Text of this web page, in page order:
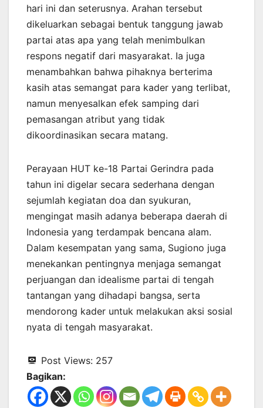
hari ini dan seterusnya. Arahan tersebut
dikeluarkan sebagai bentuk tanggung jawab
partai atas apa yang telah menimbulkan
respons negatif dari masyarakat. Ia juga
menambahkan bahwa pihaknya berterima
kasih atas semangat para kader yang terlibat,
namun menyesalkan efek samping dari
pemasangan atribut yang tidak
dikoordinasikan secara matang.
Perayaan HUT ke-18 Partai Gerindra pada
tahun ini digelar secara sederhana dengan
sejumlah kegiatan doa dan syukuran,
mengingat masih adanya beberapa daerah di
Indonesia yang terdampak bencana alam.
Dalam kesempatan yang sama, Sugiono juga
menekankan pentingnya menjaga semangat
perjuangan dan idealisme partai di tengah
tantangan yang dihadapi bangsa, serta
mendorong kader untuk melakukan aksi sosial
nyata di tengah masyarakat.
Post Views: 257
Bagikan: